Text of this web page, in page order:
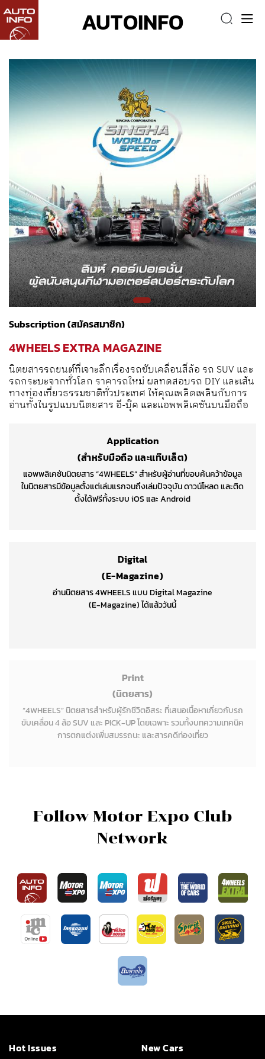
AUTOINFO
Subscription (สมัครสมาชิก)
4WHEELS EXTRA MAGAZINE
นิตยสารรถยนต์ที่เจาะลึกเรื่องรถขับเคลื่อนสี่ล้อ รถ SUV และ
รถกระบะจากทั่วโลก ราคารถใหม่ ผลทดสอบรถ DIY และเส้น
ทางท่องเที่ยวธรรมชาติทั่วประเทศ ให้คุณเพลิดเพลินกับการ
อ่านทั้งในรูปแบบนิตยสาร อี-บุ๊ค และแอพพลิเคชันบนมือถือ
Application
(สำหรับมือถือ และแท๊บเล็ต)
แอพพลิเคชันนิตยสาร “4WHEELS” สำหรับผู้อ่านที่ขอบค้นคว้าข้อมูล
ในนิตยสารมีข้อมูลตั้งแต่เล่มแรกจนถึงเล่มปัจจุบัน ดาวน์โหลด และติด
ตั้งได้ฟรีทั้งระบบ iOS และ Android
Digital
(E-Magazine)
อ่านนิตยสาร 4WHEELS แบบ Digital Magazine
(E-Magazine) ได้แล้ววันนี้
Print
(นิตยสาร)
“4WHEELS” นิตยสารสำหรับผู้รักชีวิตอิสระ ที่เสนอเนื้อหาเกี่ยวกับรถ
ขับเคลื่อน 4 ล้อ SUV และ PICK-UP โดยเฉพาะ รวมทั้งบทความเทคนิค
การตกแต่งเพิ่มสมรรถนะ และสารคดีท่องเที่ยว
Follow Motor Expo Club
Network
Hot Issues
New Cars